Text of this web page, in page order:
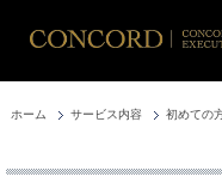
ホーム サービス内容 初めての